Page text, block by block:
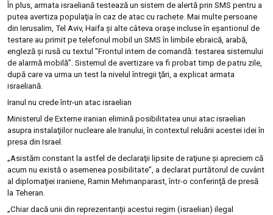
În plus, armata israeliană testează un sistem de alertă prin SMS pentru a
putea avertiza populaţia în caz de atac cu rachete. Mai multe persoane
din Ierusalim, Tel Aviv, Haifa şi alte câteva oraşe incluse în eşantionul de
testare au primit pe telefonul mobil un SMS în limbile ebraică, arabă,
engleză şi rusă cu textul ”Frontul intern de comandă: testarea sistemului
de alarmă mobilă”. Sistemul de avertizare va fi probat timp de patru zile,
după care va urma un test la nivelul întregii ţări, a explicat armata
israeliană.
Iranul nu crede într-un atac israelian
Ministerul de Externe iranian elimină posibilitatea unui atac israelian
asupra instalaţiilor nucleare ale Iranului, în contextul reluării acestei idei în
presa din Israel.
„Asistăm constant la astfel de declaraţii lipsite de raţiune şi apreciem că
acum nu există o asemenea posibilitate”, a declarat purtătorul de cuvânt
al diplomaţiei iraniene, Ramin Mehmanparast, într-o conferinţă de presă
la Teheran.
„Chiar dacă unii din reprezentanţii acestui regim (israelian) ilegal